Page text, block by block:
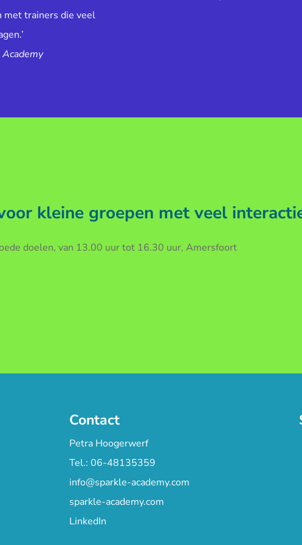
met trainers die veel
kleine groepen met veel
doelen, van 13.00 uur tot 16.30 uur, Amersfoort
Contact
Petra Hoogerwerf
Tel.: 06-48135359
info@sparkle-academy.com
sparkle-academy.com
LinkedIn